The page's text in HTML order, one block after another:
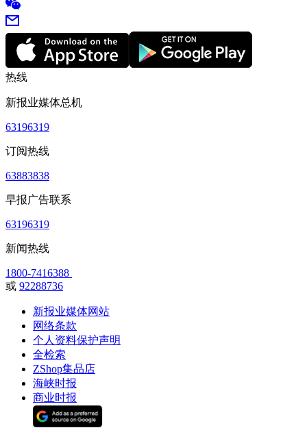
热线
新报业媒体总机
63196319
订阅热线
63883838
早报广告联系
63196319
新闻热线
1800-7416388
或 92288736
新报业媒体网站
网络条款
个人资料保护声明
全检索
ZShop集品店
海峡时报
商业时报